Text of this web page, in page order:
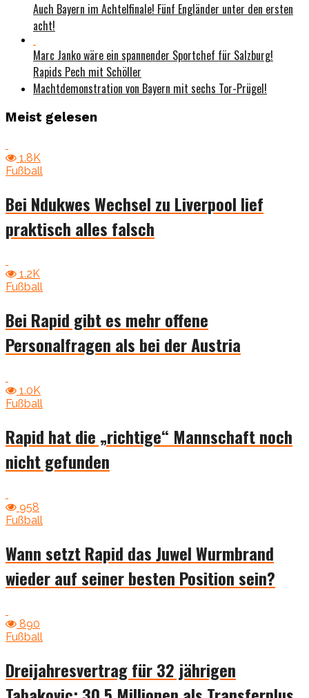
Auch Bayern im Achtelfinale! Fünf Engländer unter den ersten
acht!
Marc Janko wäre ein spannender Sportchef für Salzburg!
Rapids Pech mit Schöller
Machtdemonstration von Bayern mit sechs Tor-Prügel!
Meist gelesen
1.8K
Fußball
Bei Ndukwes Wechsel zu Liverpool lief
praktisch alles falsch
1.2K
Fußball
Bei Rapid gibt es mehr offene
Personalfragen als bei der Austria
1.0K
Fußball
Rapid hat die „richtige“ Mannschaft noch
nicht gefunden
958
Fußball
Wann setzt Rapid das Juwel Wurmbrand
wieder auf seiner besten Position sein?
890
Fußball
Dreijahresvertrag für 32 jährigen